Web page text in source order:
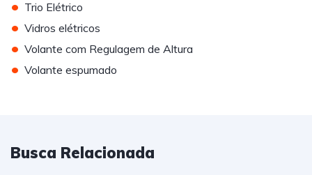
• Trio Elétrico
• Vidros elétricos
• Volante com Regulagem de Altura
• Volante espumado
Busca Relacionada